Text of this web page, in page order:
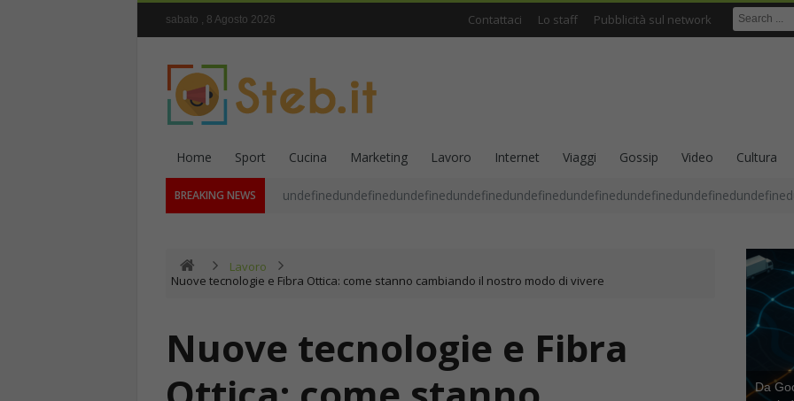
sabato , 8 Agosto 2026 Contattaci Lo staff Pubblicità sul network
Home Sport Cucina Marketing Lavoro Internet Viaggi Gossip Video Cultura
BREAKING NEWS
Lavoro
Nuove tecnologie e Fibra Ottica: come stanno cambiando il nostro modo di vivere
Nuove tecnologie e Fibra
Da